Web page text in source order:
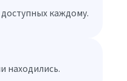
каждому.
находились.